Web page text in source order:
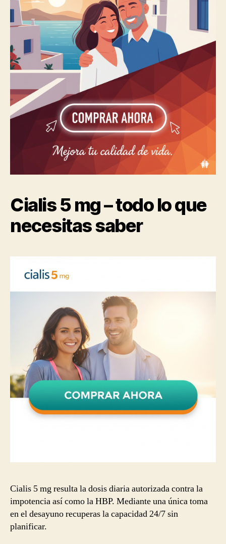
en
Chile
Cialis 5 mg – todo lo que
necesitas saber
Cialis 5 mg resulta la dosis diaria autorizada contra la
impotencia así como la HBP. Mediante una única toma
en el desayuno recuperas la capacidad 24/7 sin
planificar.